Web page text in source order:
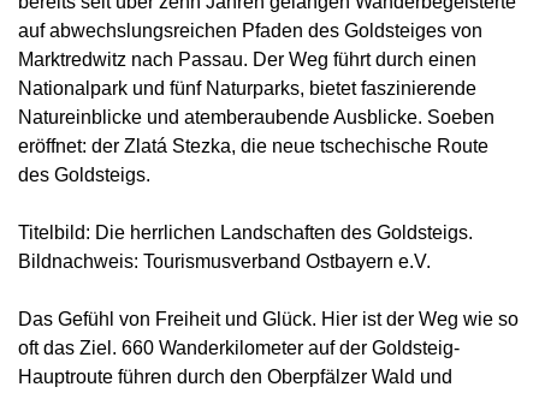
auf abwechslungsreichen Pfaden des Goldsteiges von
Marktredwitz nach Passau. Der Weg führt durch einen
Nationalpark und fünf Naturparks, bietet faszinierende
Natureinblicke und atemberaubende Ausblicke. Soeben
eröffnet: der Zlatá Stezka, die neue tschechische Route
des Goldsteigs.
Titelbild: Die herrlichen Landschaften des Goldsteigs.
Bildnachweis: Tourismusverband Ostbayern e.V.
Das Gefühl von Freiheit und Glück. Hier ist der Weg wie so
oft das Ziel. 660 Wanderkilometer auf der Goldsteig-
Hauptroute führen durch den Oberpfälzer Wald und